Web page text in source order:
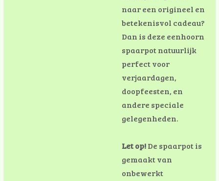
naar een origineel en
betekenisvol cadeau?
Dan is deze eenhoorn
spaarpot natuurlijk
perfect voor
verjaardagen,
doopfeesten, en
andere speciale
gelegenheden.
Let op!De spaarpot is
gemaakt van
onbewerkt